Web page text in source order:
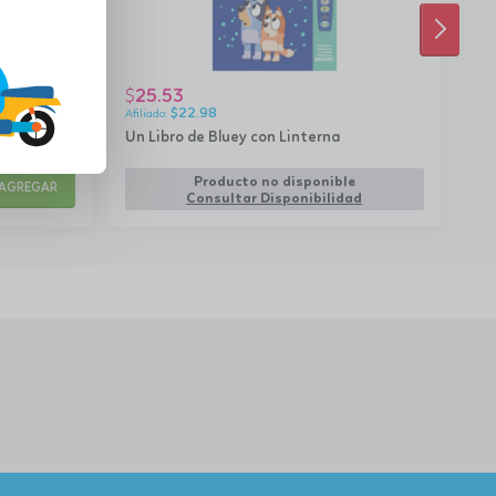
Un Libro de Bluey con Linterna
$25.53
$22.98
Producto no disponible
Consultar Disponibilidad